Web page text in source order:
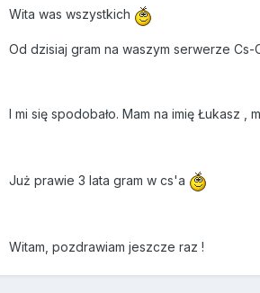
Wita was wszystkich
Od dzisiaj gram na waszym serwerze Cs-
I mi się spodobało. Mam na imię Łukasz ,
Już prawie 3 lata gram w cs'a
Witam, pozdrawiam jeszcze raz !